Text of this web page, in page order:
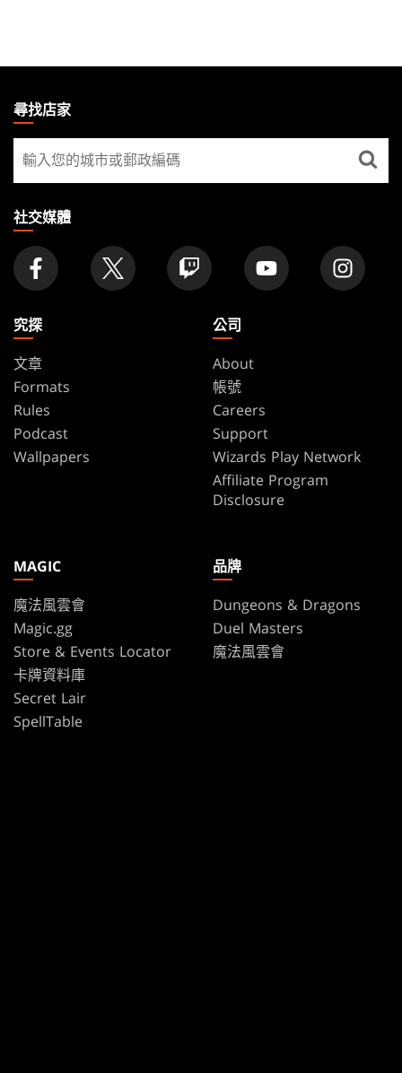
THE
GATHERING
FOOTER
尋找店家
尋
找
家
社交媒體
究探
文章
Formats
Rules
Podcast
Wallpapers
公司
About
帳號
Careers
Support
Wizards Play Network
Affiliate Program
Disclosure
MAGIC
魔法風雲會
Magic.gg
Store & Events Locator
卡牌資料庫
Secret Lair
SpellTable
品牌
Dungeons & Dragons
Duel Masters
魔法風雲會